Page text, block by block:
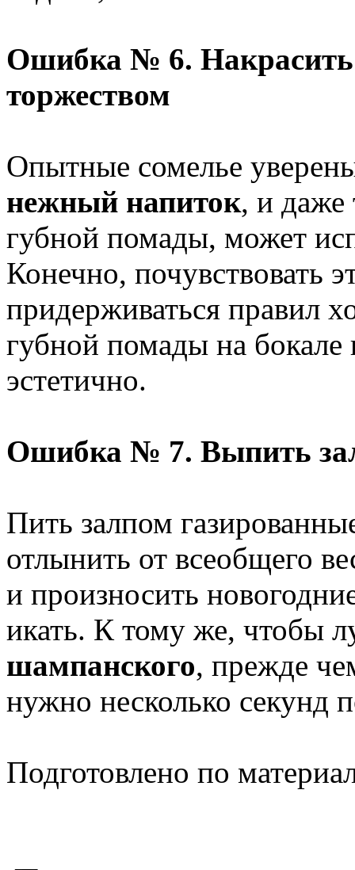
Ошибка № 6.
торжеством
Опытные сомелье
нежный напиток, и даже
губной помады, может
Конечно, почувствовать
придерживаться правил
губной помады на
эстетично.
Ошибка № 7. Выпить
Пить залпом
отлынить от всеобщего
и произносить
икать. К тому же, чтобы
шампанского, прежде
нужно несколько секунд
Подготовлено по